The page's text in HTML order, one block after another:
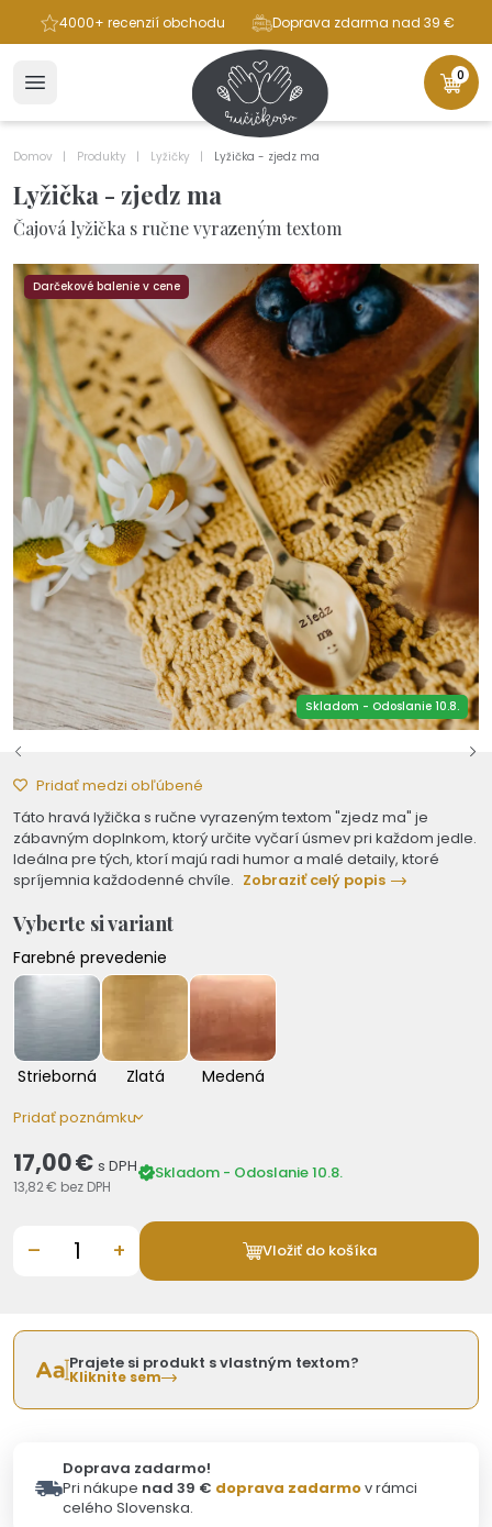
4000+ recenzií obchodu Doprava zdarma nad 39 €
0
Domov Produkty Lyžičky Lyžička - zjedz ma
Lyžička - zjedz ma
Čajová lyžička s ručne vyrazeným textom
Darčekové balenie v cene
Skladom - Odoslanie 10.8.
Pridať medzi obľúbené
Táto hravá lyžička s ručne vyrazeným textom "zjedz ma" je
zábavným doplnkom, ktorý určite vyčarí úsmev pri každom jedle.
Ideálna pre tých, ktorí majú radi humor a malé detaily, ktoré
spríjemnia každodenné chvíle. Zobraziť celý popis
Vyberte si variant
Farebné prevedenie
Strieborná Zlatá Medená
Pridať poznámku
17,00 € s DPH
13,82 € bez DPH
Skladom - Odoslanie 10.8.
– + Vložiť do košíka
Prajete si produkt s vlastným textom?
Kliknite sem
Doprava zadarmo!
Pri nákupe nad 39 € doprava zadarmov rámci
celého Slovenska.